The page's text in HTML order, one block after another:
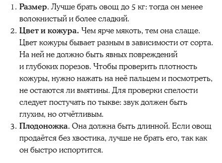
Размер. Лучше брать овощ до 5 кг: тогда он менее
волокнистый и более сладкий.
Цвет и кожура. Чем ярче мякоть, тем она слаще.
Цвет кожуры бывает разным в зависимости от сорта.
На ней не должно быть явных повреждений
и глубоких порезов. Чтобы проверить плотность
кожуры, нужно нажать на неё пальцем и посмотреть,
не остаются ли вмятины. Для проверки спелости
следует постучать потыкве: звук должен быть
глухим, но отчётливым.
Плодоножка. Она должна быть длинной. Если овощ
продаётся без хвостика, лучше не брать его, так как
он быстро испортится.